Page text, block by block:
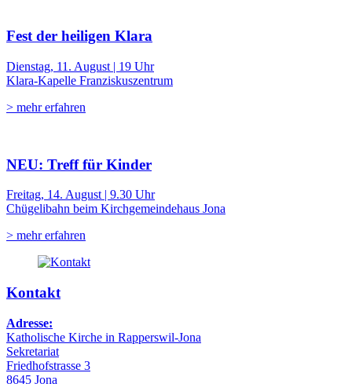
Fest der heiligen Klara
Dienstag, 11. August | 19 Uhr
Klara-Kapelle Franziskuszentrum
> mehr erfahren
NEU: Treff für Kinder
Freitag, 14. August | 9.30 Uhr
Chügelibahn beim Kirchgemeindehaus Jona
> mehr erfahren
Kontakt
Adresse:
Katholische Kirche in Rapperswil-Jona
Sekretariat
Friedhofstrasse 3
8645 Jona